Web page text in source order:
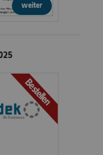
weiter
Bestellen